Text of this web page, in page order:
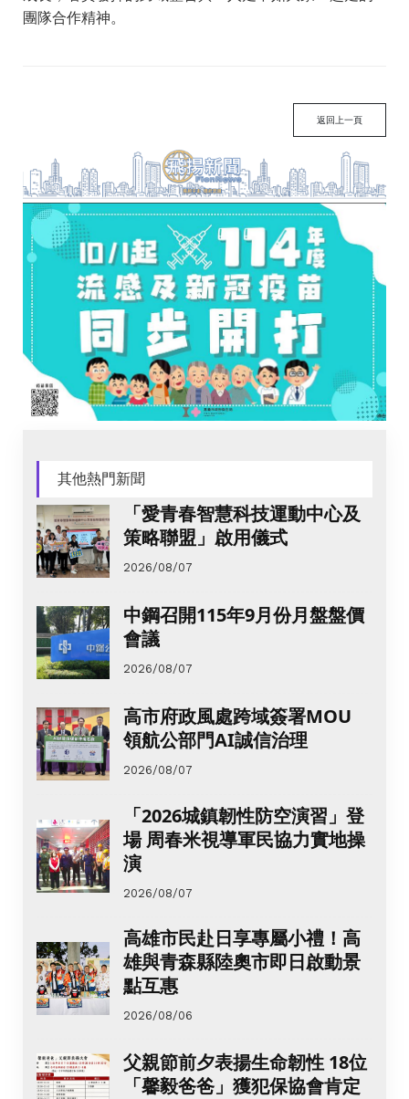
團隊合作精神。
返回上一頁
其他熱門新聞
「愛青春智慧科技運動中心及
策略聯盟」啟用儀式
2026/08/07
中鋼召開115年9月份月盤盤價
會議
2026/08/07
高市府政風處跨域簽署MOU
領航公部門AI誠信治理
2026/08/07
「2026城鎮韌性防空演習」登
場 周春米視導軍民協力實地操
演
2026/08/07
高雄市民赴日享專屬小禮！高
雄與青森縣陸奧市即日啟動景
點互惠
2026/08/06
父親節前夕表揚生命韌性 18位
「馨毅爸爸」獲犯保協會肯定